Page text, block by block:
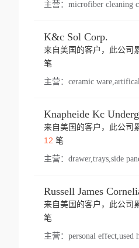
主营： microfiber cleaning
K&c Sol Corp.
来自美国的客户，此公司
笔
主营： ceramic
来自美国的客户，此公司
12 笔
主营：
来自美国的客户，此公司
笔
主营：